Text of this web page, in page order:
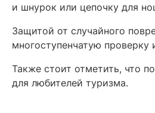
и шнурок или цепочку для
Защитой от случайного
многоступенчатую проверку
Также стоит отметить, что
для любителей туризма.